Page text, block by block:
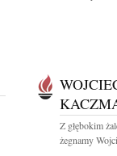
Z głębokim
żegnamy